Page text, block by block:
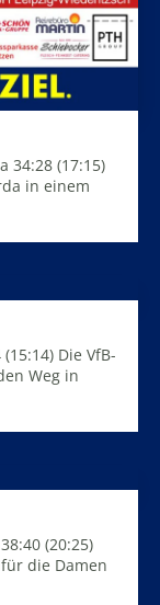
34:28 (17:15)
in einem
Die VfB-
Weg in
(20:25)
die Damen